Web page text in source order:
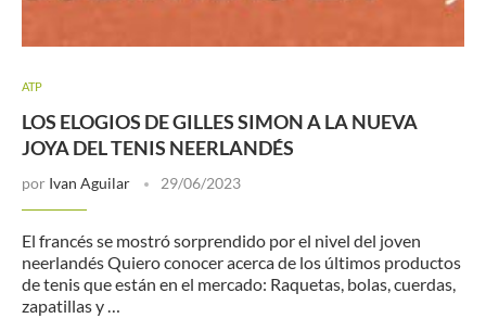
ATP
LOS ELOGIOS DE GILLES SIMON A LA NUEVA
JOYA DEL TENIS NEERLANDÉS
por Ivan Aguilar 29/06/2023
El francés se mostró sorprendido por el nivel del joven
neerlandés Quiero conocer acerca de los últimos productos
de tenis que están en el mercado: Raquetas, bolas, cuerdas,
zapatillas y …